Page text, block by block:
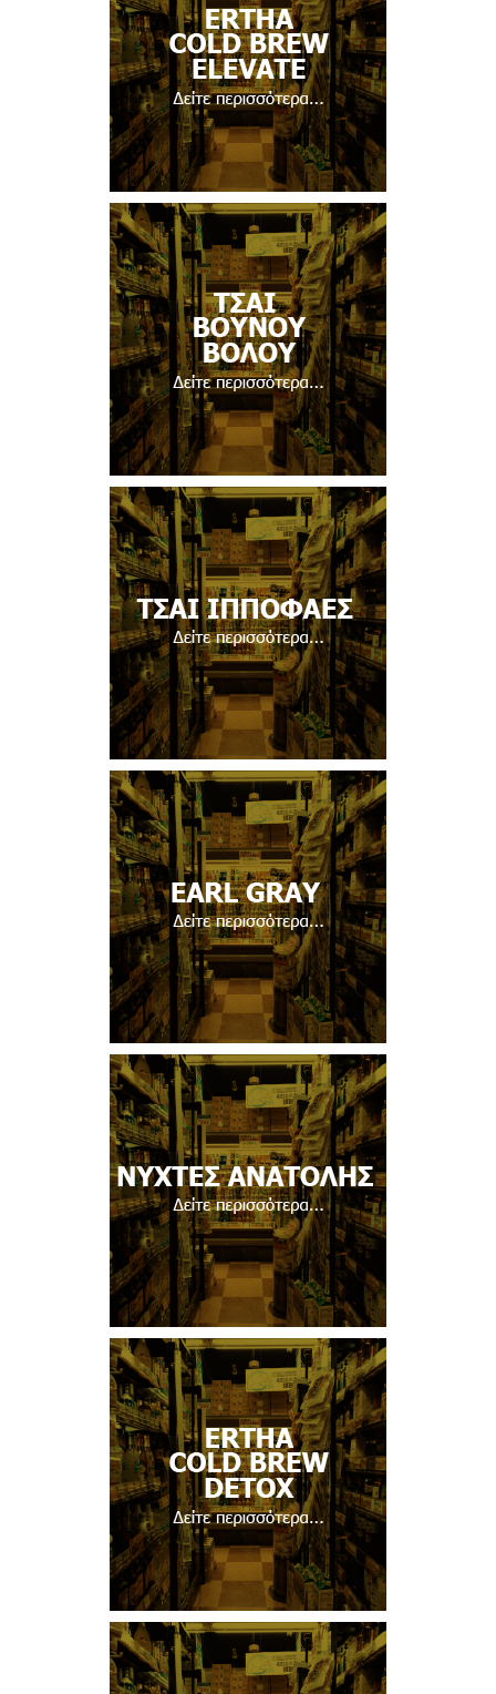
Δείτε περισσότερα...
Δείτε περισσότερα...
Δείτε περισσότερα...
Δείτε περισσότερα...
Δείτε περισσότερα...